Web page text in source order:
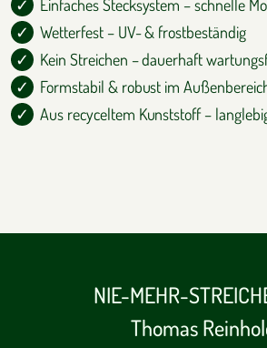
Einfaches Stecksystem – schnelle
Wetterfest – UV- & frostbeständig
Kein Streichen – dauerhaft
Formstabil & robust im
Aus recyceltem Kunststoff –
NIE-MEHR-
Thomas